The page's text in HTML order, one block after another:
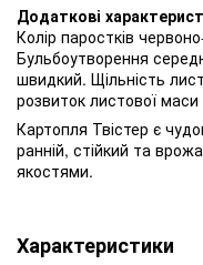
Додаткові
Колір паростків
Бульбоутворення
швидкий. Щільність
розвиток листової маси
Картопля Твістер є
ранній, стійкий та
якостями.
Характеристики